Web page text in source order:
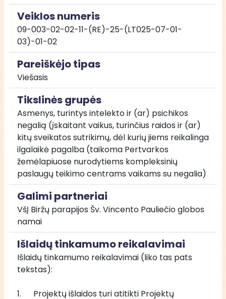
Veiklos numeris
09-003-02-02-11-(RE)-25-(LT025-07-01-
03)-01-02
Pareiškėjo tipas
Viešasis
Tikslinės grupės
Asmenys, turintys intelekto ir (ar) psichikos
negalią (įskaitant vaikus, turinčius raidos ir (ar)
kitų sveikatos sutrikimų, dėl kurių jiems reikalinga
ilgalaikė pagalba (taikoma Pertvarkos
žemėlapiuose nurodytiems kompleksinių
paslaugų teikimo centrams vaikams su negalia)
Galimi partneriai
VšĮ Biržų parapijos Šv. Vincento Pauliečio globos
namai
Išlaidų tinkamumo reikalavimai
Išlaidų tinkamumo reikalavimai (liko tas pats
tekstas):
1. 	Projektų išlaidos turi atitikti Projektų